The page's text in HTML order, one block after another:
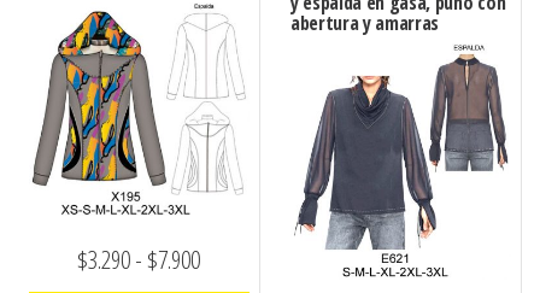
$3.290- $7.900Rango
abertura y amarras